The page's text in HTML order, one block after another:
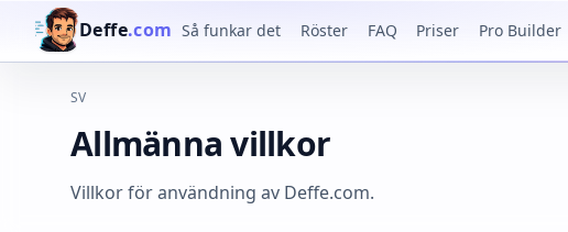
Deffe.com Så funkar det Röster FAQ Priser Pro Builder
SV
Allmänna villkor
Villkor för användning av Deffe.com.